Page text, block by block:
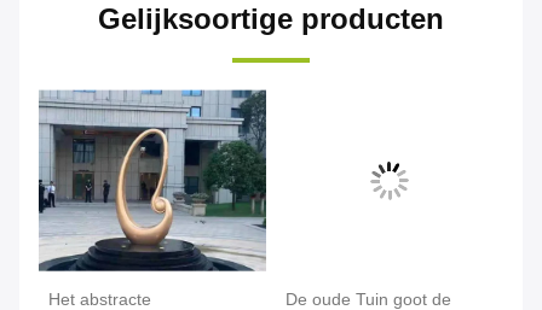
Gelijksoortige producten
Het abstracte
De oude Tuin goot de